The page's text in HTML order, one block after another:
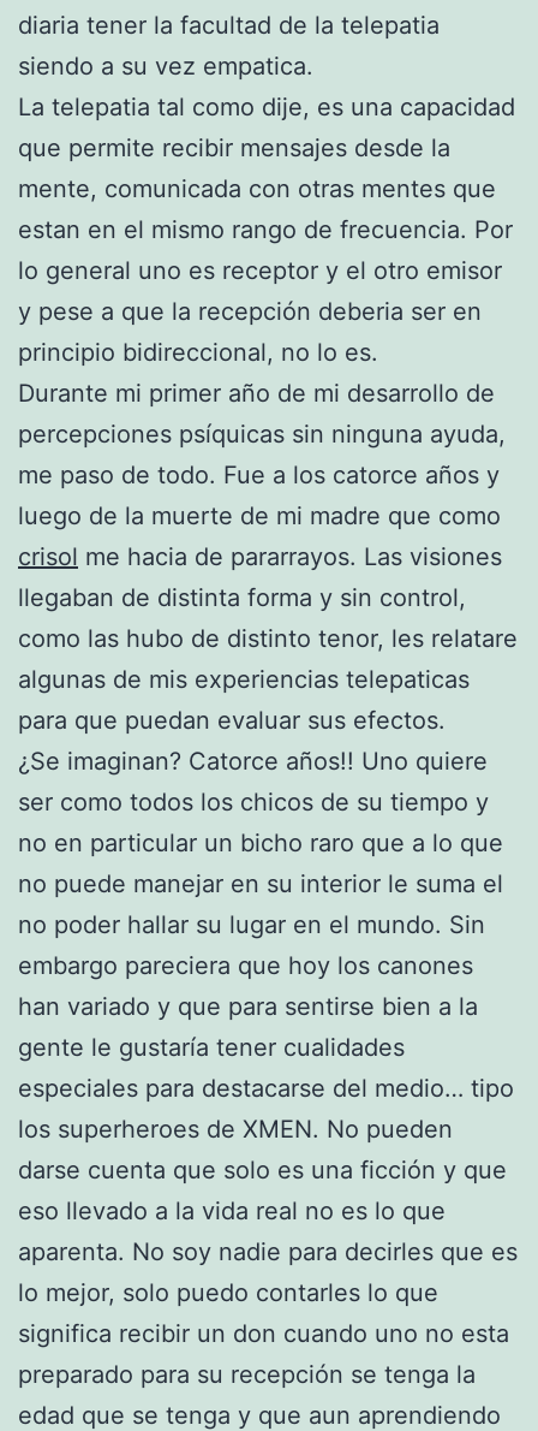
diaria tener la facultad de la telepatia
siendo a su vez empatica.
La telepatia tal como dije, es una capacidad
que permite recibir mensajes desde la
mente, comunicada con otras mentes que
estan en el mismo rango de frecuencia. Por
lo general uno es receptor y el otro emisor
y pese a que la recepción deberia ser en
principio bidireccional, no lo es.
Durante mi primer año de mi desarrollo de
percepciones psíquicas sin ninguna ayuda,
me paso de todo. Fue a los catorce años y
luego de la muerte de mi madre que como
crisol me hacia de pararrayos. Las visiones
llegaban de distinta forma y sin control,
como las hubo de distinto tenor, les relatare
algunas de mis experiencias telepaticas
para que puedan evaluar sus efectos.
¿Se imaginan? Catorce años!! Uno quiere
ser como todos los chicos de su tiempo y
no en particular un bicho raro que a lo que
no puede manejar en su interior le suma el
no poder hallar su lugar en el mundo. Sin
embargo pareciera que hoy los canones
han variado y que para sentirse bien a la
gente le gustaría tener cualidades
especiales para destacarse del medio… tipo
los superheroes de XMEN. No pueden
darse cuenta que solo es una ficción y que
eso llevado a la vida real no es lo que
aparenta. No soy nadie para decirles que es
lo mejor, solo puedo contarles lo que
significa recibir un don cuando uno no esta
preparado para su recepción se tenga la
edad que se tenga y que aun aprendiendo